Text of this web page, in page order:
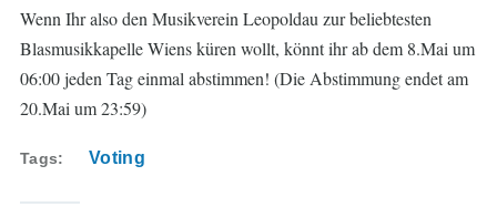
Wenn Ihr also den Musikverein Leopoldau zur beliebtesten
Blasmusikkapelle Wiens küren wollt, könnt ihr ab dem 8.Mai um
06:00 jeden Tag einmal abstimmen! (Die Abstimmung endet am
20.Mai um 23:59)
Tags Voting